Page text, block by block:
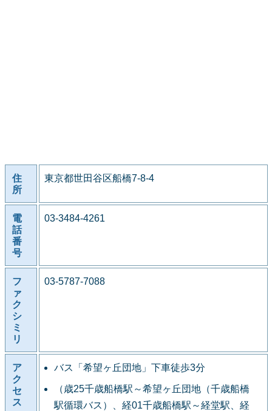
住
所
東京都世田谷区船橋7-8-4
電
話
番
号
03-3484-4261
フ
ァ
ク
シ
ミ
リ
03-5787-7088
ア
ク
セ
ス
バス「希望ヶ丘団地」下車徒歩3分
（歳25千歳船橋駅～希望ヶ丘団地（千歳船橋
駅循環バス）、経01千歳船橋駅～経堂駅、経